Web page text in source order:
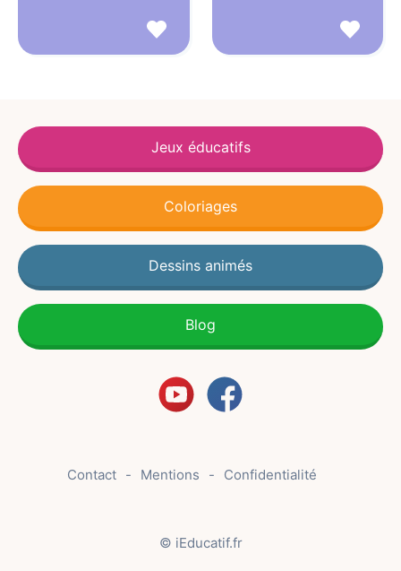
Jeux éducatifs
Coloriages
Dessins animés
Blog
Contact Mentions Confidentialité
© iEducatif.fr